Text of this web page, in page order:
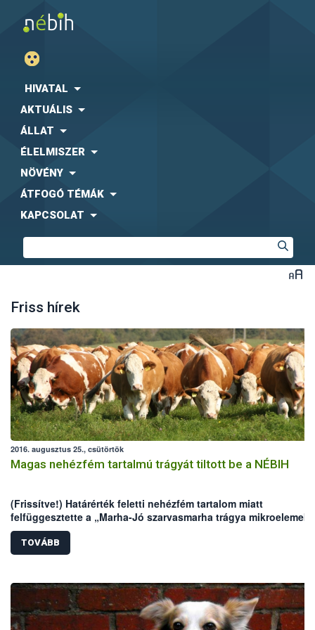
HIVATAL
AKTUÁLIS
ÁLLAT
ÉLELMISZER
NÖVÉNY
ÁTFOGÓ TÉMÁK
KAPCSOLAT
Friss hírek
2016. augusztus 25., csütörtök
Magas nehézfém tartalmú trágyát tiltott be a NÉBIH
(Frissítve!) Határérték feletti nehézfém tartalom miatt
felfüggesztette a „Marha-Jó szarvasmarha trágya
(egyes csomagolásokon: „Bull-Top 4-4-4”) kereskedelmi nevű
termék engedélyét a Nemzeti Élelmiszerlánc-biztonsági Hivatal
(NÉBIH). A készítmény egyes gyártási tételeinek krómtartalma
TOVÁBB